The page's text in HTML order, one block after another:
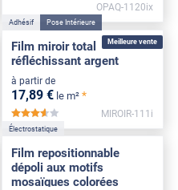
OPAQ-1120ix
Meilleure vente
Adhésif Pose Intérieure
Film miroir total
réfléchissant argent
à partir de
17,89 € le m² *
*****
MIROIR-111i
Électrostatique
Film repositionnable
dépoli aux motifs
mosaïques colorées